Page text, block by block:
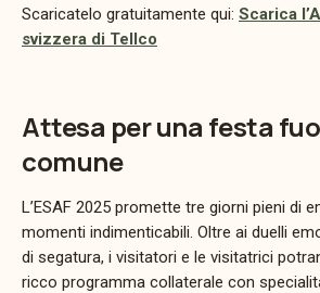
Scaricatelo gratuitamente qui: Scarica
svizzera di Tellco
Attesa per una festa
comune
L’ESAF 2025 promette tre giorni pieni di
momenti indimenticabili. Oltre ai duelli
di segatura, i visitatori e le visitatrici
ricco programma collaterale con